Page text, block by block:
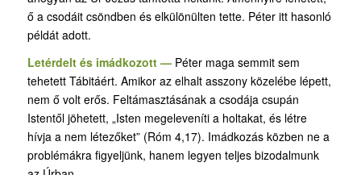
ő a csodáit csöndben és elkülönülten tette. Péter itt hasonló
példát adott.
Letérdelt és imádkozott — Péter maga semmit sem
tehetett Tábitáért. Amikor az elhalt asszony közelébe lépett,
nem ő volt erős. Feltámasztásának a csodája csupán
Istentől jöhetett, „Isten megeleveníti a holtakat, és létre
hívja a nem létezőket” (Róm 4,17). Imádkozás közben ne a
problémákra figyeljünk, hanem legyen teljes bizodalmunk